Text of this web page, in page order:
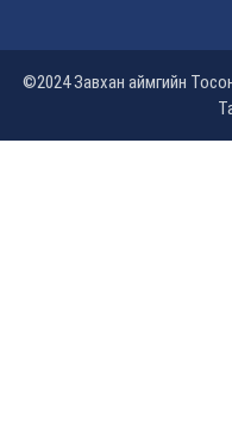
©2024 Завхан аймгийн